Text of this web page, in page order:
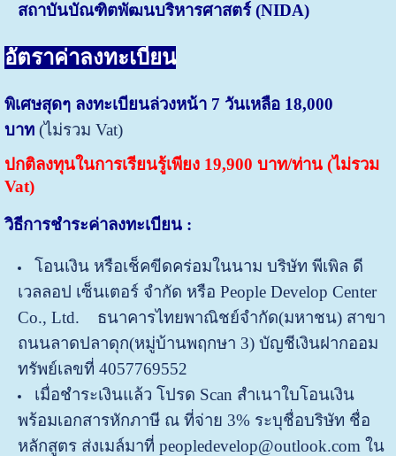
สถาบันบัณฑิตพัฒนบริหารศาสตร์ (NIDA)
อัตราค่าลงทะเบียน
พิเศษสุดๆ ลงทะเบียนล่วงหน้า 7 วันเหลือ 18,000
บาท (ไม่รวม Vat)
ปกติลงทุนในการเรียนรู้เพียง 19,900 บาท/ท่าน (ไม่รวม
Vat)
วิธีการชำระค่าลงทะเบียน:
โอนเงิน หรือเช็คขีดคร่อมในนาม บริษัท พีเพิล ดี
เวลลอป เซ็นเตอร์ จำกัด หรือ People Develop Center
Co., Ltd. ธนาคารไทยพาณิชย์จำกัด(มหาชน) สาขา
ถนนลาดปลาดุก(หมู่บ้านพฤกษา 3) บัญชีเงินฝากออม
ทรัพย์เลขที่ 4057769552
เมื่อชำระเงินแล้ว โปรด Scan สำเนาใบโอนเงิน
พร้อมเอกสารหักภาษี ณ ที่จ่าย 3% ระบุชื่อบริษัท ชื่อ
หลักสูตร ส่งเมล์มาที่ peopledevelop@outlook.com ใน